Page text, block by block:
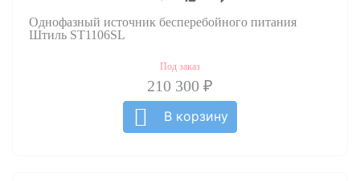
Однофазный источник бесперебойного питания
Штиль ST1106SL
Под заказ
210 300 ₽
В корзину